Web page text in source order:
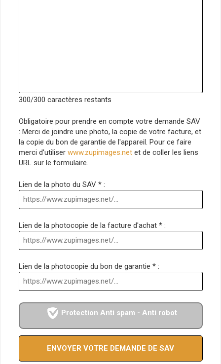
300/300 caractères restants
Obligatoire pour prendre en compte votre demande SAV
: Merci de joindre une photo, la copie de votre facture, et
la copie du bon de garantie de l'appareil. Pour ce faire
merci d'utiliser www.zupimages.netet de coller les liens
URL sur le formulaire.
Lien de la photo du SAV * :
Lien de la photocopie de la facture d'achat * :
Lien de la photocopie du bon de garantie * :
Protection Anti spam - Anti robot